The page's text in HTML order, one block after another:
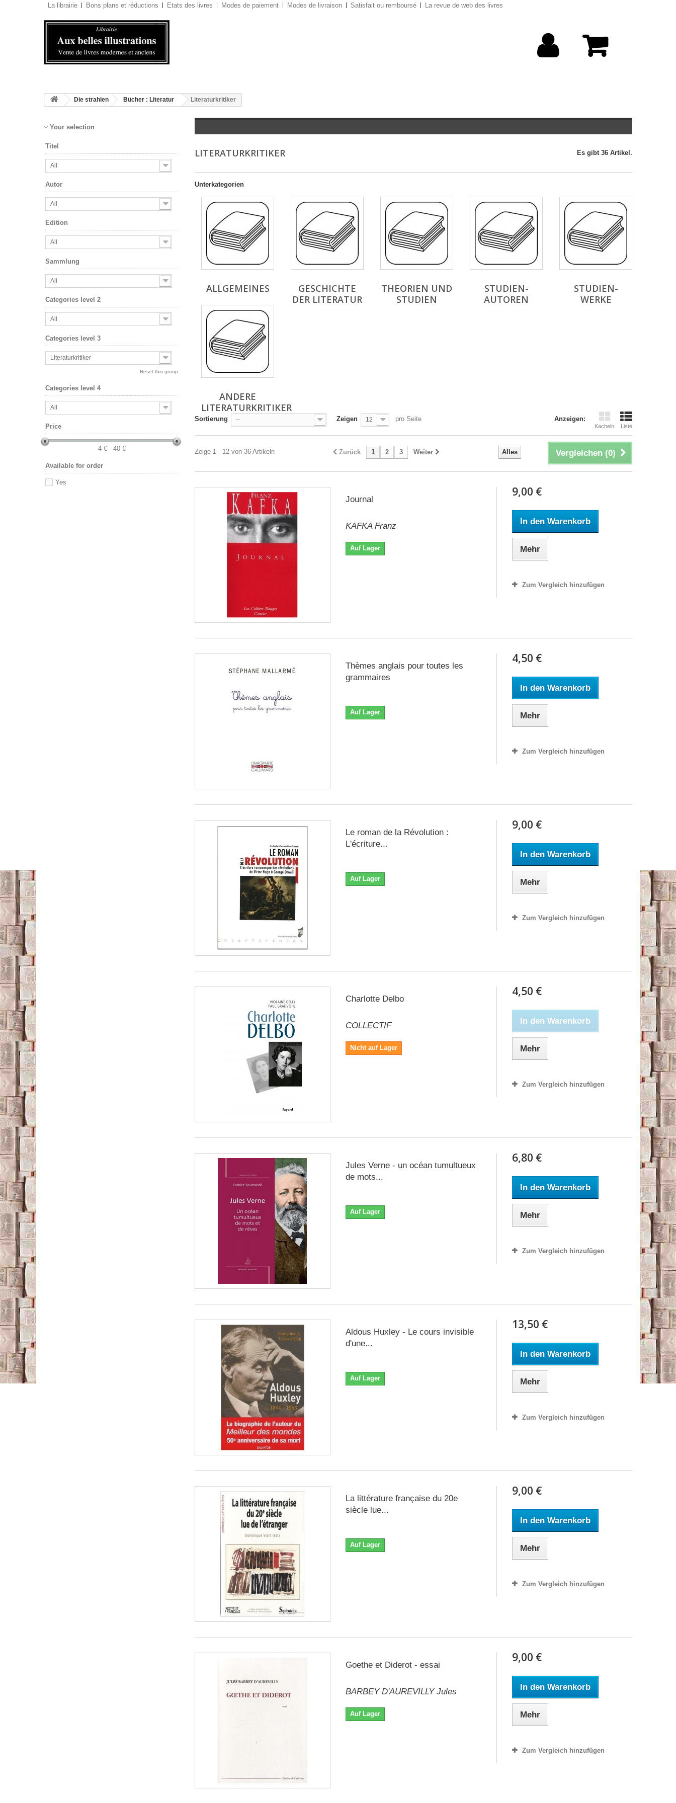
La librairie Bons plans et réductions Etats des livres Modes de paiement Modes de livraison Satisfait ou remboursé La revue de web des livres
Die strahlen Bücher : Literatur Literaturkritiker
Your selection
Titel
All
Autor
All
Edition
All
Sammlung
All
Categories level 2
All
Categories level 3
Literaturkritiker
Reset this group
Categories level 4
All
Price
4 € - 40 €
Available for order
Yes
LITERATURKRITIKER Es gibt 36 Artikel.
Unterkategorien
ALLGEMEINES
GESCHICHTE
DER LITERATUR
THEORIEN UND
STUDIEN
STUDIEN-
AUTOREN
STUDIEN-
WERKE
ANDERE
LITERATURKRITIKER
Anzeigen:
Kacheln Liste
Sortierung -- Zeigen 12 pro Seite
Vergleichen (0)
Alles
Zurück 1 2 3 Weiter
Zeige 1 - 12 von 36 Artikeln
Journal
KAFKA Franz
Auf Lager
9,00 €
In den Warenkorb
Mehr
Zum Vergleich hinzufügen
Thèmes anglais pour toutes les
grammaires
Auf Lager
4,50 €
In den Warenkorb
Mehr
Zum Vergleich hinzufügen
Le roman de la Révolution :
L'écriture...
Auf Lager
9,00 €
In den Warenkorb
Mehr
Zum Vergleich hinzufügen
Charlotte Delbo
COLLECTIF
Nicht auf Lager
4,50 €
In den Warenkorb
Mehr
Zum Vergleich hinzufügen
Jules Verne - un océan tumultueux
de mots...
Auf Lager
6,80 €
In den Warenkorb
Mehr
Zum Vergleich hinzufügen
Aldous Huxley - Le cours invisible
d'une...
Auf Lager
13,50 €
In den Warenkorb
Mehr
Zum Vergleich hinzufügen
La littérature française du 20e
siècle lue...
Auf Lager
9,00 €
In den Warenkorb
Mehr
Zum Vergleich hinzufügen
Goethe et Diderot - essai
BARBEY D'AUREVILLY Jules
Auf Lager
9,00 €
In den Warenkorb
Mehr
Zum Vergleich hinzufügen